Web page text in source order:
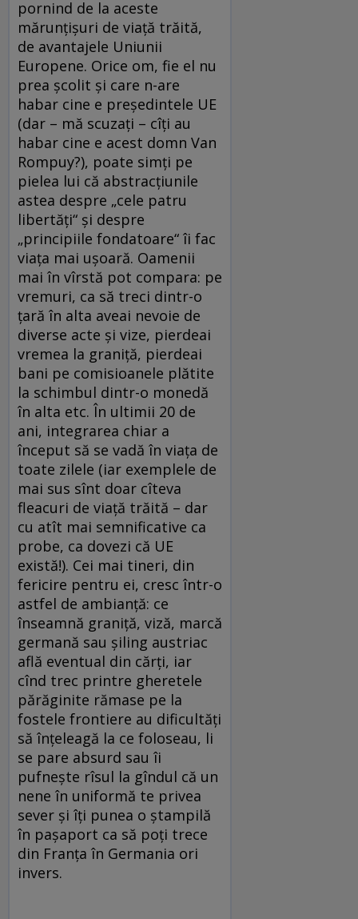
pornind de la aceste
mărunţişuri de viaţă trăită,
de avantajele Uniunii
Europene. Orice om, fie el nu
prea şcolit şi care n-are
habar cine e preşedintele UE
(dar – mă scuzaţi – cîţi au
habar cine e acest domn Van
Rompuy?), poate simţi pe
pielea lui că abstracţiunile
astea despre „cele patru
libertăţi“ şi despre
„principiile fondatoare“ îi fac
viaţa mai uşoară. Oamenii
mai în vîrstă pot compara: pe
vremuri, ca să treci dintr-o
ţară în alta aveai nevoie de
diverse acte şi vize, pierdeai
vremea la graniţă, pierdeai
bani pe comisioanele plătite
la schimbul dintr-o monedă
în alta etc. În ultimii 20 de
ani, integrarea chiar a
început să se vadă în viaţa de
toate zilele (iar exemplele de
mai sus sînt doar cîteva
fleacuri de viaţă trăită – dar
cu atît mai semnificative ca
probe, ca dovezi că UE
există!). Cei mai tineri, din
fericire pentru ei, cresc într-o
astfel de ambianţă: ce
înseamnă graniţă, viză, marcă
germană sau şiling austriac
află eventual din cărţi, iar
cînd trec printre gheretele
părăginite rămase pe la
fostele frontiere au dificultăţi
să înţeleagă la ce foloseau, li
se pare absurd sau îi
pufneşte rîsul la gîndul că un
nene în uniformă te privea
sever şi îţi punea o ştampilă
în paşaport ca să poţi trece
din Franţa în Germania ori
invers.